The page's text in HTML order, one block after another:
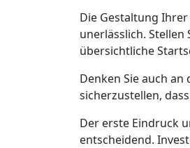
Die Gestaltung
unerlässlich.
übersichtliche
Denken Sie auch
sicherzustellen,
Der erste Eindruck
entscheidend.